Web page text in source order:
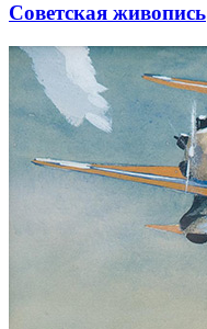
Советская живопись